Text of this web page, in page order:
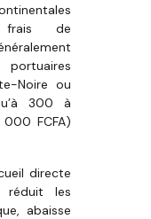
frais de
Noire ou
300 à
FCFA)
directe
réduit les
abaisse